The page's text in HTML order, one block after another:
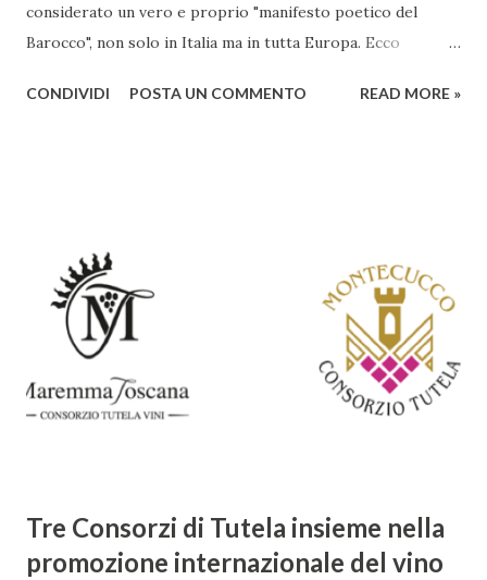
considerato un vero e proprio "manifesto poetico del
Barocco", non solo in Italia ma in tutta Europa. Ecco
rendono un'opera fondamentale per il periodo. Marino fu
abbracciando invece i principi del Barocco: l'arte come
meraviglia, l'ostentazione della tecnica e la ricerca del
sorprendente. Marino visse in un'epoca di grandi
cambiamenti culturali e sociali, e la sua opera riflette questa
complessità. L'Adone è un poema epico-mitologico in 20
canti, composto da oltre 40.000 versi. Narra la storia
CONDIVIDI POSTA UN COMMENTO READ MORE »
Tre Consorzi di Tutela insieme nella
promozione internazionale del vino